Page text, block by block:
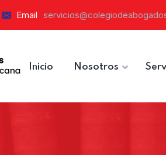
Email
Inicio Nosotros